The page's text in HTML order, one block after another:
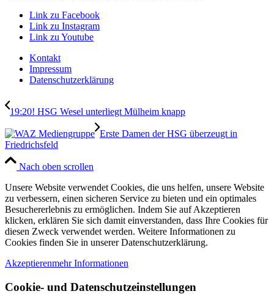
Link zu Facebook
Link zu Instagram
Link zu Youtube
Kontakt
Impressum
Datenschutzerklärung
19:20! HSG Wesel unterliegt Mülheim knapp
Erste Damen der HSG überzeugt in
Friedrichsfeld
Nach oben scrollen
Unsere Website verwendet Cookies, die uns helfen, unsere Website
zu verbessern, einen sicheren Service zu bieten und ein optimales
Besuchererlebnis zu ermöglichen. Indem Sie auf Akzeptieren
klicken, erklären Sie sich damit einverstanden, dass Ihre Cookies für
diesen Zweck verwendet werden. Weitere Informationen zu
Cookies finden Sie in unserer Datenschutzerklärung.
Akzeptierenmehr Informationen
Cookie- und Datenschutzeinstellungen